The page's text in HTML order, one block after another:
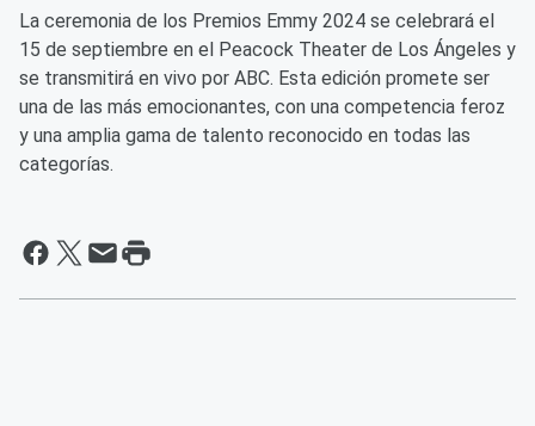
La ceremonia de los Premios Emmy 2024 se celebrará el
15 de septiembre en el Peacock Theater de Los Ángeles y
se transmitirá en vivo por ABC. Esta edición promete ser
una de las más emocionantes, con una competencia feroz
y una amplia gama de talento reconocido en todas las
categorías.